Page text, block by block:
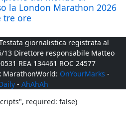
la London Marathon 2026
tre ore
giornalistica registrata al
13 Direttore responsabile Matteo
REA 134461 ROC 24577
MarathonWorld: OnYourMarks -
- AhAhAh
required: false)